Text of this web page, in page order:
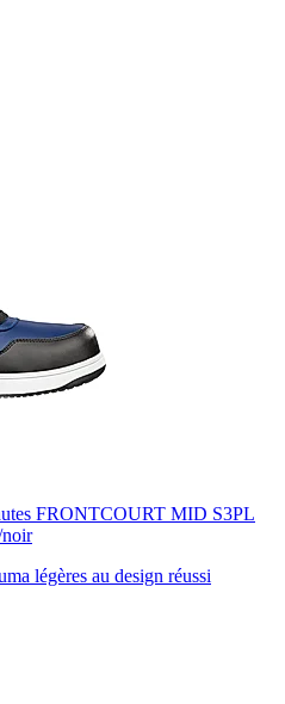
FRONTCOURT MID S3PL
légères au design réussi